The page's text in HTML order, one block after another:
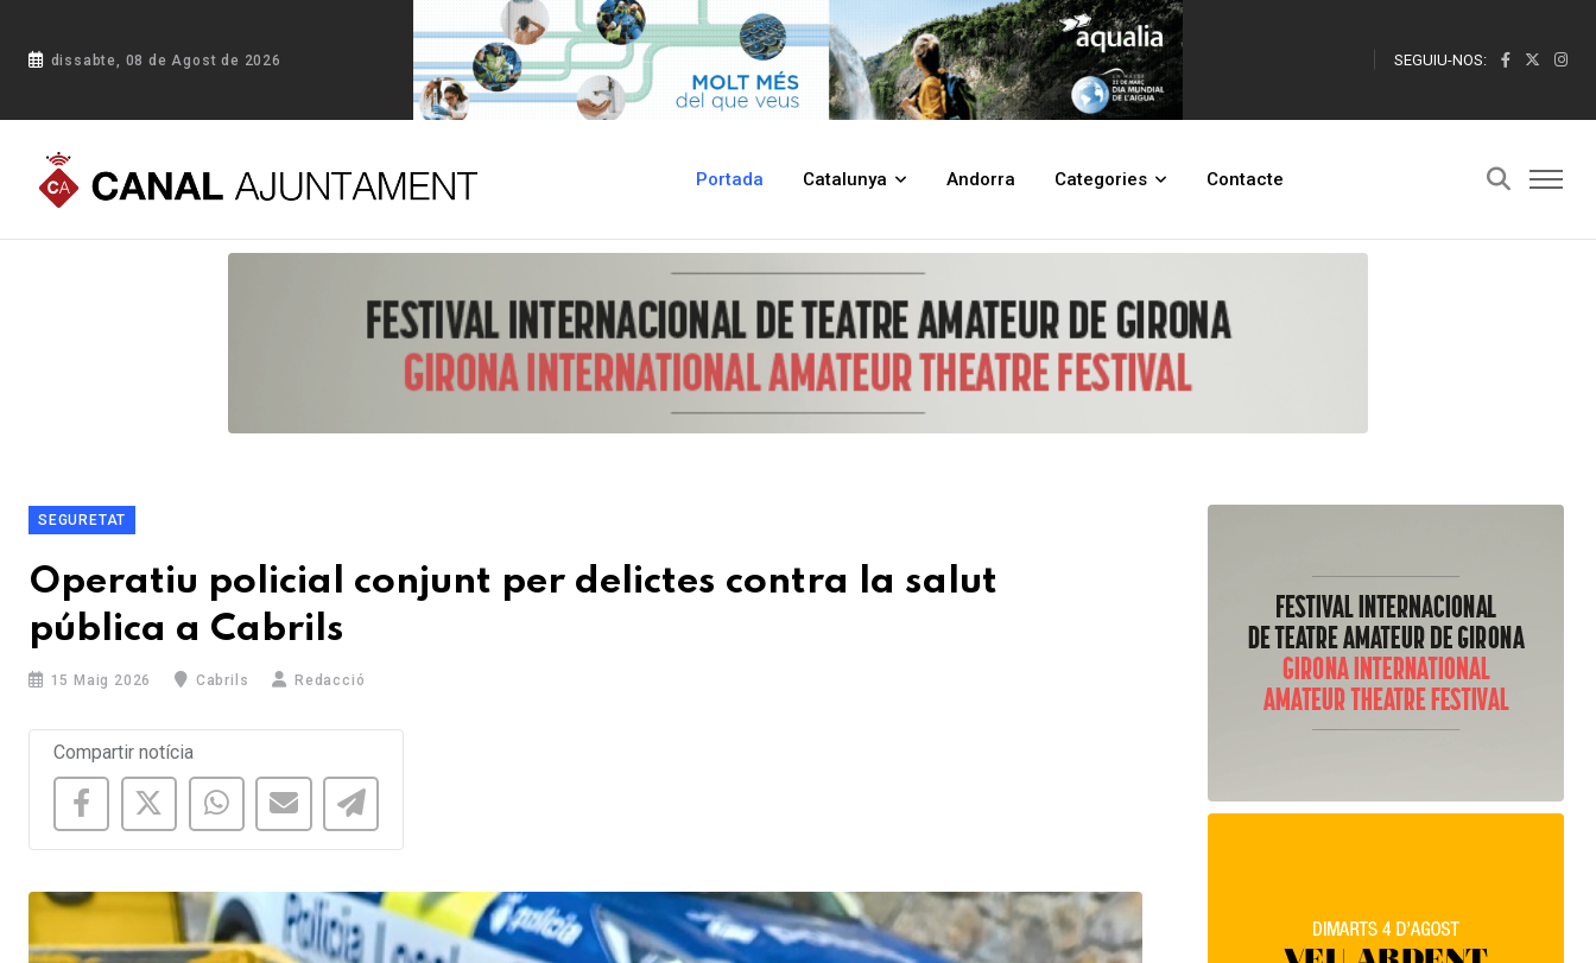
dissabte, 08 de Agost de 2026 SEGUIU-NOS:
Portada Catalunya Andorra Categories Contacte
Portada Blog Operatiu policial conjunt per delictes contra la salut pública a Cabrils
SEGURETAT
Operatiu policial conjunt per delictes contra la salut
pública a Cabrils
15 Maig 2026 Cabrils Redacció
Compartir notícia